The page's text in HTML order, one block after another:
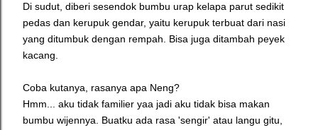
Di sudut, diberi sesendok bumbu urap kelapa parut sedikit
pedas dan kerupuk gendar, yaitu kerupuk terbuat dari nasi
yang ditumbuk dengan rempah. Bisa juga ditambah peyek
kacang.
Coba kutanya, rasanya apa Neng?
Hmm... aku tidak familier yaa jadi aku tidak bisa makan
bumbu wijennya. Buatku ada rasa 'sengir' atau langu gitu,